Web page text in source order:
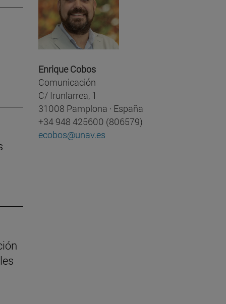
Enrique Cobos
Comunicación
C/ Irunlarrea, 1
31008 Pamplona · España
+34 948 425600 (806579)
ecobos@unav.es